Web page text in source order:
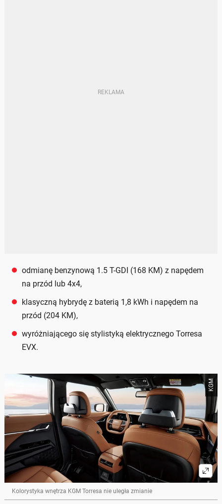
odmianę benzynową 1.5 T-GDI (168 KM) z napędem
na przód lub 4x4,
klasyczną hybrydę z baterią 1,8 kWh i napędem na
przód (204 KM),
wyróżniającego się stylistyką elektrycznego Torresa
EVX.
KGM
Kolorystyka wnętrza KGM Torresa nie uległa zmianie